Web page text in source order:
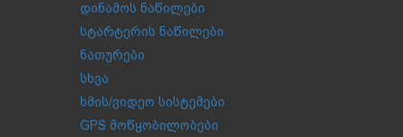
დინამოს ნაწილები
სტარტერის ნაწილები
ნათურები
სხვა
ხმის/ვიდეო სისტემები
GPS მოწყობილობები